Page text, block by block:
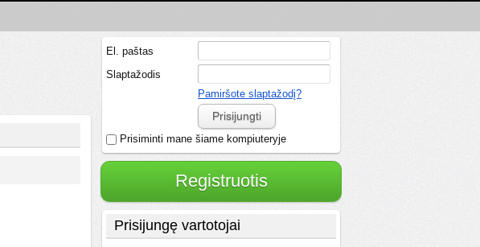
El. paštas
Slaptažodis
Pamiršote slaptažodį?
Prisijungti
Prisiminti mane šiame kompiuteryje
Registruotis
Prisijungę vartotojai